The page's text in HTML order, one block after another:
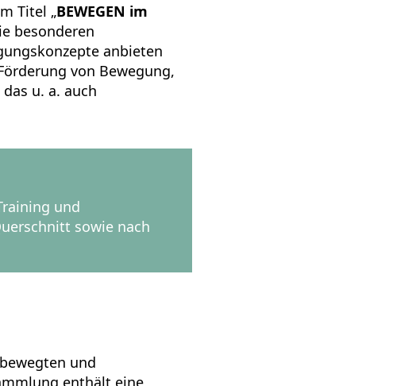
Titel „BEWEGEN im
besonderen
anbieten
von Bewegung,
u. a. auch
und
sowie nach
und
enthält eine